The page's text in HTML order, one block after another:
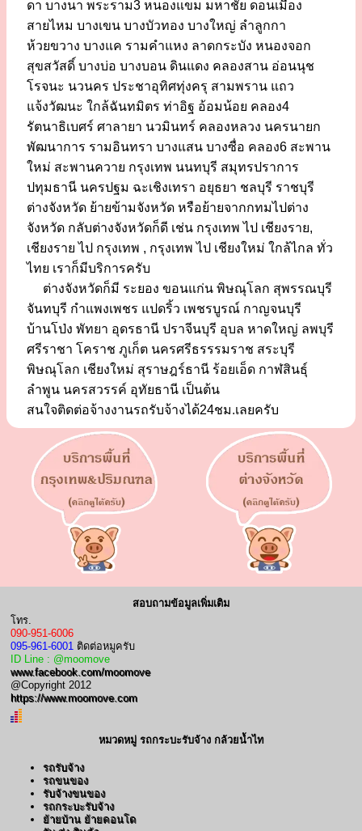
ดา บางนา พระราม3 หนองแขม มหาชัย ดอนเมือง
สายไหม บางเขน บางบัวทอง บางใหญ่ ลำลูกกา
ห้วยขวาง บางแค รามคำแหง ลาดกระบัง หนองจอก
สุขสวัสดิ์ บางบ่อ บางบอน ดินแดง คลองสาน อ่อนนุช
โรจนะ นวนคร ประชาอุทิศทุ่งครุ สามพราน แถว
แจ้งวัฒนะ ใกล้ฉันทมิตร ท่าอิฐ อ้อมน้อย คลอง4
รัตนาธิเบศร์ ศาลายา นวมินทร์ คลองหลวง นครนายก
พัฒนาการ รามอินทรา บางแสน บางซื่อ คลอง6 สะพาน
ใหม่ สะพานควาย กรุงเทพ นนทบุรี สมุทรปราการ
ปทุมธานี นครปฐม ฉะเชิงเทรา อยุธยา ชลบุรี ราชบุรี
ต่างจังหวัด ย้ายข้ามจังหวัด หรือย้ายจากกทมไปต่าง
จังหวัด กลับต่างจังหวัดก็ดี เช่น กรุงเทพ ไป เชียงราย,
เชียงราย ไป กรุงเทพ , กรุงเทพ ไป เชียงใหม่ ใกล้ไกล ทั่ว
ไทย เราก็มีบริการครับ
ต่างจังหวัดก็มี ระยอง ขอนแก่น พิษณุโลก สุพรรณบุรี
จันทบุรี กำแพงเพชร แปดริ้ว เพชรบูรณ์ กาญจนบุรี
บ้านโป่ง พัทยา อุดรธานี ปราจีนบุรี อุบล หาดใหญ่ ลพบุรี
ศรีราชา โคราช ภูเก็ต นครศรีธรรรมราช สระบุรี
พิษณุโลก เชียงใหม่ สุราษฎร์ธานี ร้อยเอ็ด กาฬสินธุ์
ลำพูน นครสวรรค์ อุทัยธานี เป็นต้น
สนใจติดต่อจ้างงานรถรับจ้างได้24ชม.เลยครับ
สอบถามข้อมูลเพิ่มเติม
โทร.
090-951-6006
095-961-6001 ติดต่อหมูครับ
ID Line : @moomove
www.facebook.com/moomove
@Copyright 2012
https://www.moomove.com
หมวดหมู่ รถกระบะรับจ้าง กล้วยน้ำไท
รถรับจ้าง
รถขนของ
รับจ้างขนของ
รถกระบะรับจ้าง
ย้ายบ้าน ย้ายคอนโด